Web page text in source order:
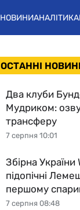
НОВИНИАНАЛІТИКА
ОСТАННІ
7 серпня 10:01
Два клуби
Мудриком:
трансферу
7 серпня 08:48
Збірна України
підопічні
першому